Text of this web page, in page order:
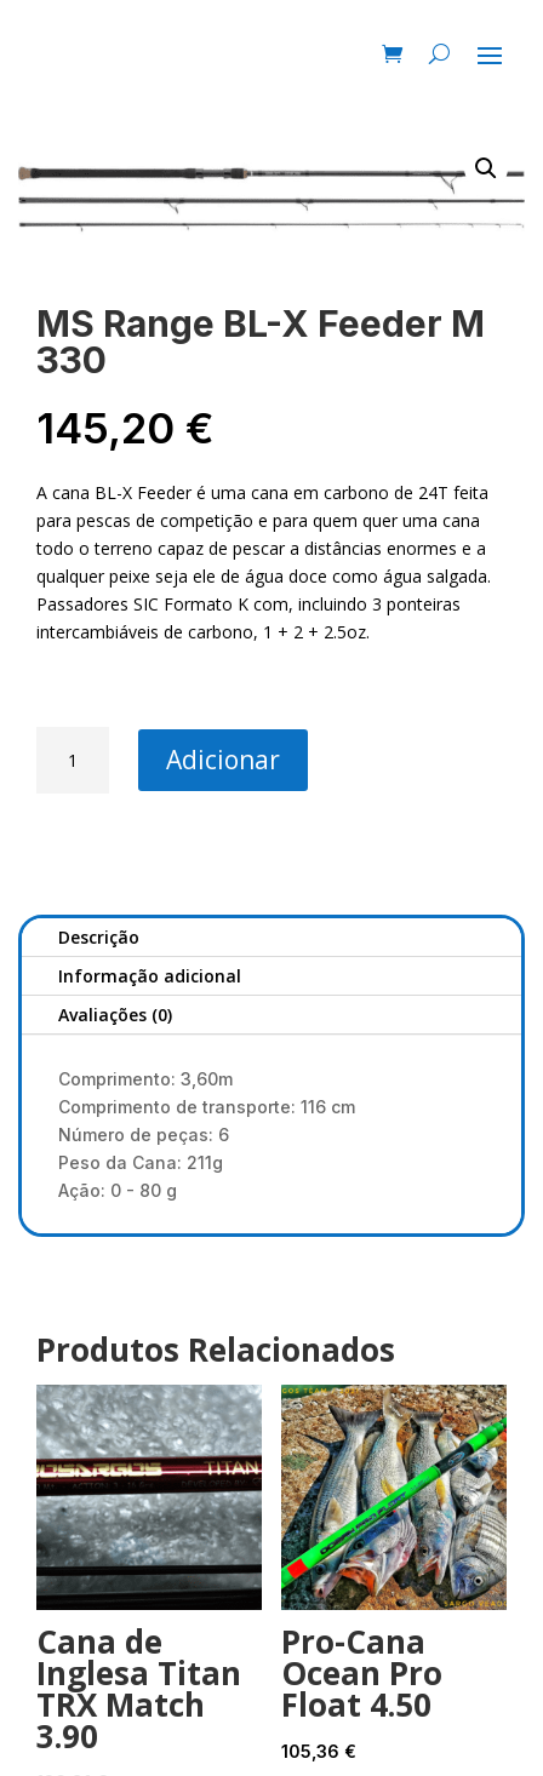
MS Range BL-X Feeder M
330
145,20 €
A cana BL-X Feeder é uma cana em carbono de 24T feita
para pescas de competição e para quem quer uma cana
todo o terreno capaz de pescar a distâncias enormes e a
qualquer peixe seja ele de água doce como água salgada.
Passadores SIC Formato K com, incluindo 3 ponteiras
intercambiáveis ​​de carbono, 1 + 2 + 2.5oz.
330
Adicionar
Descrição
Informação adicional
Avaliações (0)
Comprimento: 3,60m
Comprimento de transporte: 116 cm
Número de peças: 6
Peso da Cana: 211g
Ação: 0 - 80 g
Produtos Relacionados
Cana de
Inglesa Titan
TRX Match
3.90
Pro-Cana
Ocean Pro
Float 4.50
105,36 €